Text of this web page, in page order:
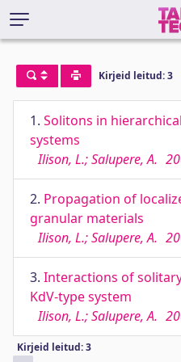
Kirjeid leitud: 3
1. Solitons in
systems
Ilison, L.; Salupere, A.
2. Propagation of
granular materials
Ilison, L.; Salupere, A.
3. Interactions of
KdV-type system
Ilison, L.; Salupere, A.
Kirjeid leitud: 3